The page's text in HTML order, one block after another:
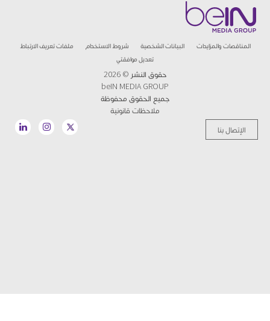
المناقصات والمزايدات البيانات الشخصية شروط الاستخدام
ملفات تعريف الارتباط
تعديل موافقتي
حقوق النشر © 2026
beIN MEDIA GROUP
جميع الحقوق محفوظة
ملاحظات قانونية
الإتصال بنا